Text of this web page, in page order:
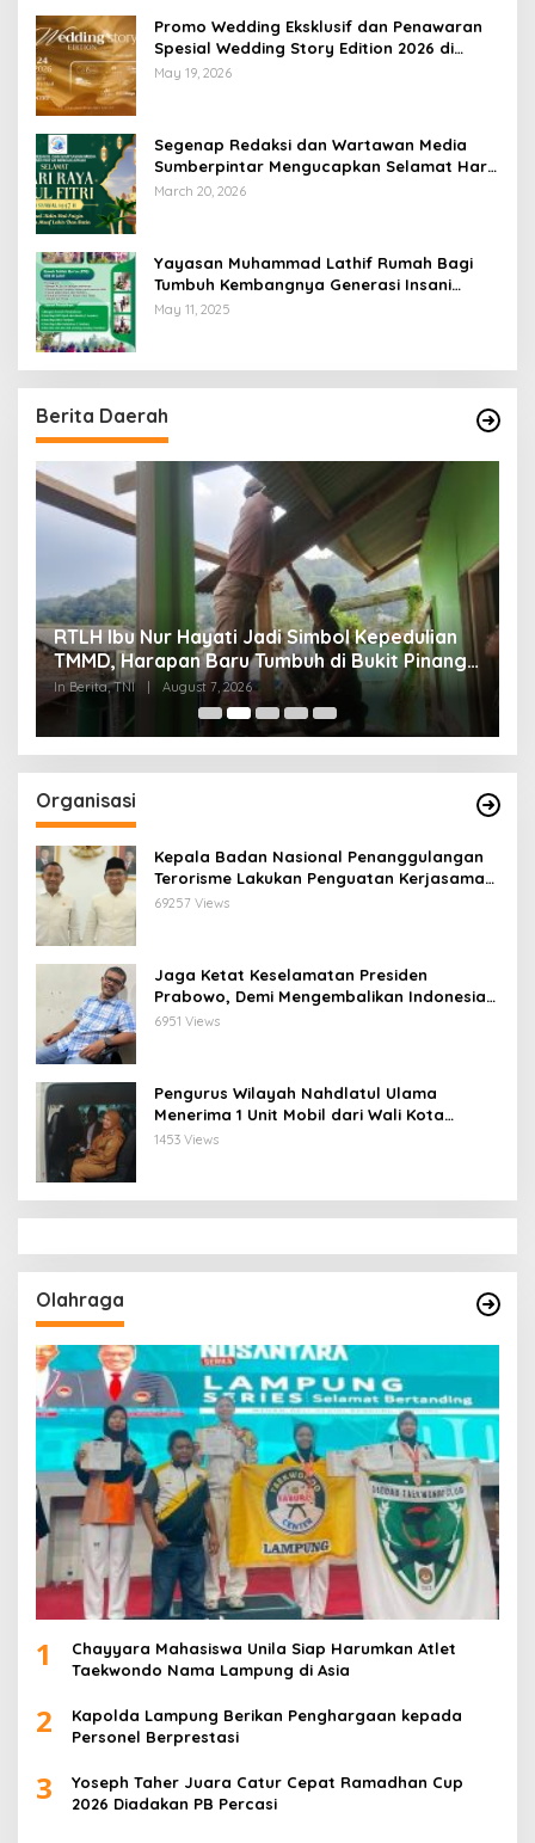
Promo Wedding Eksklusif dan Penawaran
Spesial Wedding Story Edition 2026 di
Swiss-Belhotel Lampung
May 19, 2026
Segenap Redaksi dan Wartawan Media
Sumberpintar Mengucapkan Selamat Hari
Raya Idul Fitri 1447 Hijriyah / 2026 M
March 20, 2026
Yayasan Muhammad Lathif Rumah Bagi
Tumbuh Kembangnya Generasi Insani
Cerdas dan Berkarakter
May 11, 2025
Berita Daerah
RTLH Ibu Nur Hayati Jadi Simbol Kepedulian
TMMD, Harapan Baru Tumbuh di Bukit Pinang
Jaya
In Berita, TNI | August 7, 2026
Organisasi
Kepala Badan Nasional Penanggulangan
Terorisme Lakukan Penguatan Kerjasama
Ketua Pengurus Besar Nahdlatul Ulama
69257 Views
Jaga Ketat Keselamatan Presiden
Prabowo, Demi Mengembalikan Indonesia
Menjadi Macan Asia
6951 Views
Pengurus Wilayah Nahdlatul Ulama
Menerima 1 Unit Mobil dari Wali Kota
Bandar Lampung
1453 Views
Olahraga
1
Chayyara Mahasiswa Unila Siap Harumkan Atlet
Taekwondo Nama Lampung di Asia
2
Kapolda Lampung Berikan Penghargaan kepada
Personel Berprestasi
3
Yoseph Taher Juara Catur Cepat Ramadhan Cup
2026 Diadakan PB Percasi